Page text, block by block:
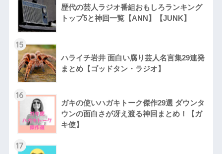
歴代の芸人ラジオ番組おもしろランキング
トップ5と神回一覧【ANN】【JUNK】
15
ハライチ岩井 面白い腐り芸人名言集29連発
まとめ【ゴッドタン・ラジオ】
16
ガキの使いハガキトーク傑作29選 ダウンタ
ウンの面白さが冴え渡る神回まとめ！【ガ
キ使】
17